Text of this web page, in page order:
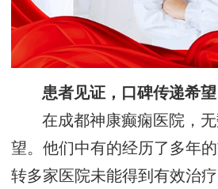
患者见证，口碑传递希望
在成都神康癫痫医院，
望。他们中有的经历了多年
转多家医院未能得到有效治